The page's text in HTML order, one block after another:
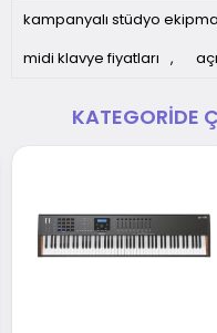
kampanyalı stüdyo
midi klavye fiyatları ,
KATEGORIDE